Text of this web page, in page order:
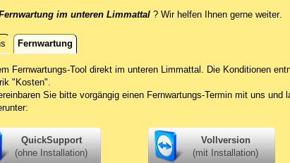
im unteren Limmattal? Wir helfen Ihnen gerne weiter.
Fernwartung
Fernwartungs-Tool direkt im unteren Limmattal.
Die Konditionen
"Kosten".
Sie bitte vorgängig einen Fernwartungs-Termin mit uns und
QuickSupport
(ohne Installation)
Vollversion
(mit Installation)